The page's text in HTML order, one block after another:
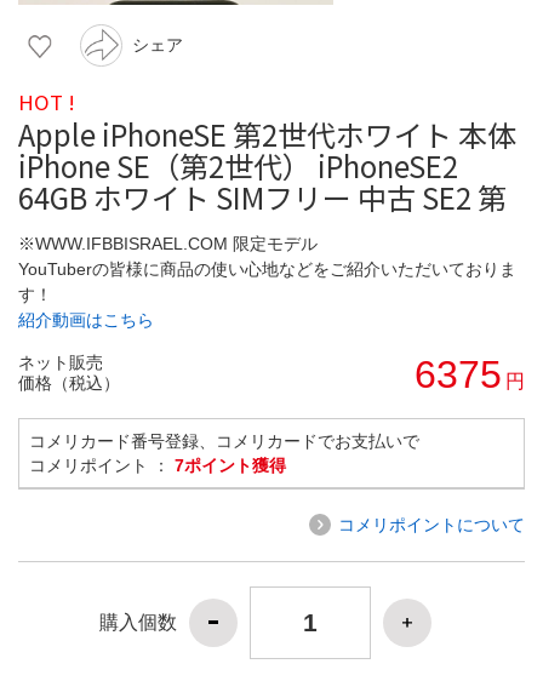
シェア
HOT !
Apple iPhoneSE 第2世代ホワイト 本体
iPhone SE（第2世代） iPhoneSE2
64GB ホワイト SIMフリー 中古 SE2 第
※WWW.IFBBISRAEL.COM 限定モデル
YouTuberの皆様に商品の使い心地などをご紹介いただいておりま
す！
紹介動画はこちら
ネット販売
価格（税込）
6375 円
コメリカード番号登録、コメリカードでお支払いで
コメリポイント ： 7ポイント獲得
コメリポイントについて
購入個数